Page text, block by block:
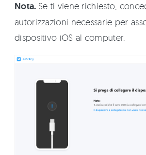
Nota. Se ti viene richiesto,
autorizzazioni necessarie per
dispositivo iOS al computer.